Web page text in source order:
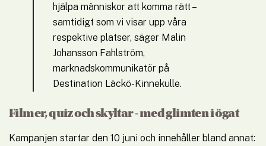
hjälpa människor att komma rätt –
samtidigt som vi visar upp våra
respektive platser, säger Malin
Johansson Fahlström,
marknadskommunikatör på
Destination Läckö-Kinnekulle.
Filmer, quiz och skyltar - med glimten i ögat
Kampanjen startar den 10 juni och innehåller bland annat: